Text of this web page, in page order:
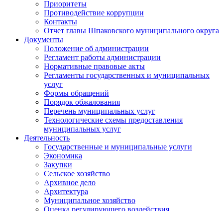
Приоритеты
Противодействие коррупции
Контакты
Отчет главы Шпаковского муниципального округа
Документы
Положение об администрации
Регламент работы администрации
Нормативные правовые акты
Регламенты государственных и муниципальных
услуг
Формы обращений
Порядок обжалования
Перечень муниципальных услуг
Технологические схемы предоставления
муниципальных услуг
Деятельность
Государственные и муниципальные услуги
Экономика
Закупки
Сельское хозяйство
Архивное дело
Архитектура
Муниципальное хозяйство